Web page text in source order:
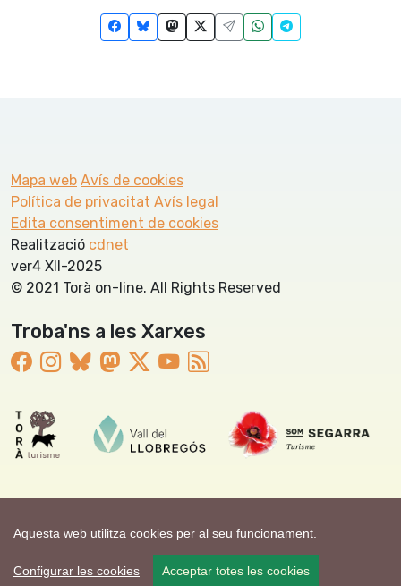
Aquesta web utilitza cookies per al seu funcionament.
Configurar les cookies Acceptar totes les cookies
Mapa web Avís de cookies
Política de privacitat Avís legal
Edita consentiment de cookies
Realització cdnet
ver4 XII-2025
© 2021 Torà on-line. All Rights Reserved
Troba'ns a les Xarxes